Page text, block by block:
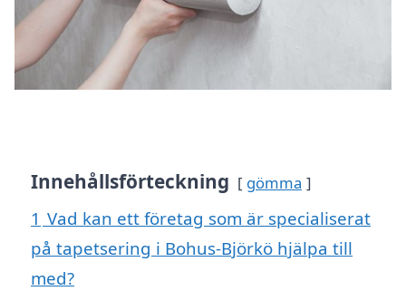
Innehållsförteckning gömma
1 Vad kan ett företag som är specialiserat
på tapetsering i Bohus-Björkö hjälpa till
med?